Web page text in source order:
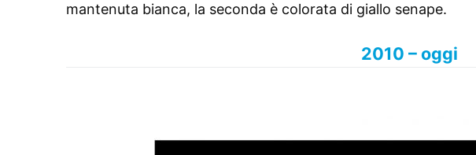
mantenuta bianca, la seconda è colorata di giallo senape.
2010 – oggi